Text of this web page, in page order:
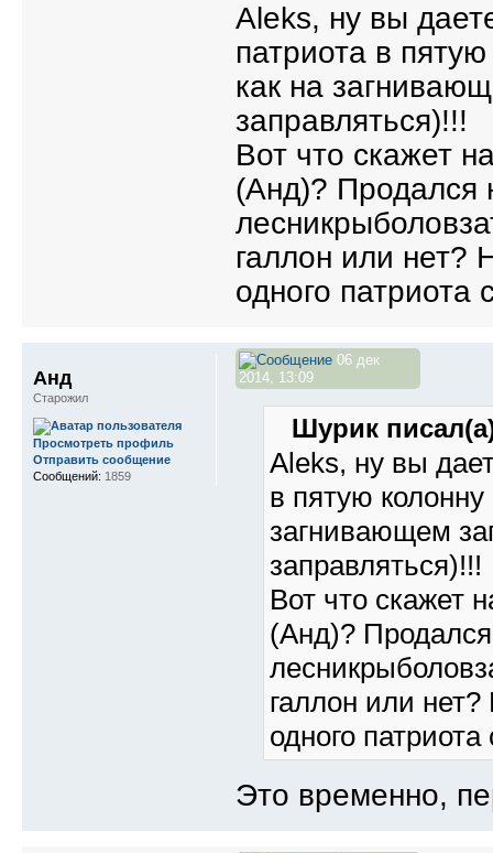
Aleks, ну вы
патриота в
как на
заправляться)!!!
Вот что скажет
(Анд)? Продался
галлон или нет?
одного патриота
06 дек
2014, 13:09
Шурик
Aleks, ну вы
в пятую колонну
загнивающем
заправляться)!!!
Вот что скажет
(Анд)?
галлон или
одного патриота
Это временно,
Анд
Старожил
Просмотреть профиль
Отправить сообщение
Сообщений: 1859